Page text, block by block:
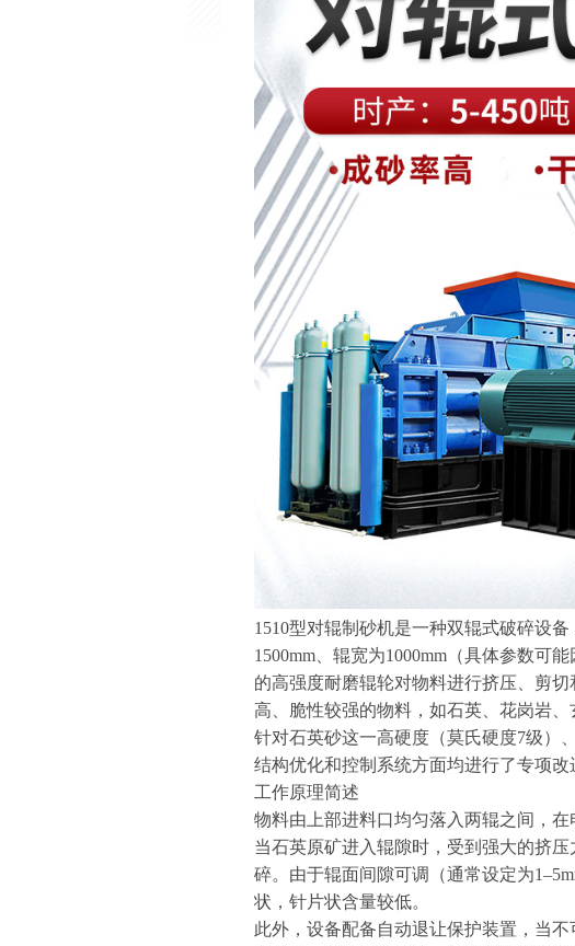
1510型对辊制砂机是一种双辊式破碎设
1500mm、辊宽为1000mm（具体参数可
的高强度耐磨辊轮对物料进行挤压、剪
高、脆性较强的物料，如石英、花岗岩、
针对石英砂这一高硬度（莫氏硬度7级）
结构优化和控制系统方面均进行了专项改
工作原理简述
物料由上部进料口均匀落入两辊之间，
当石英原矿进入辊隙时，受到强大的挤
碎。由于辊面间隙可调（通常设定为
状，针片状含量较低。
此外，设备配备自动退让保护装置，当